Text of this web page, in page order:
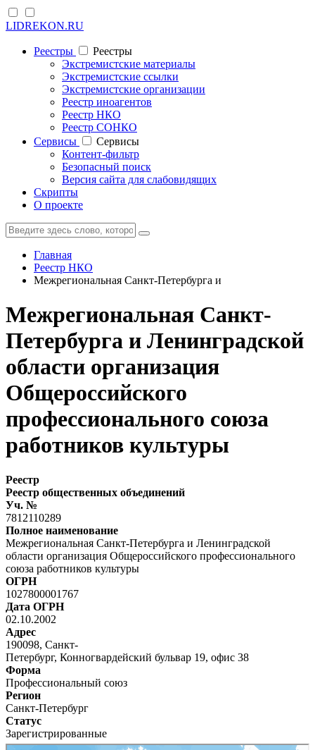
LIDREKON.RU
Реестры
Реестры
Экстремистские материалы
Экстремистские ссылки
Экстремистские организации
Реестр иноагентов
Реестр НКО
Реестр СОНКО
Cервисы
Cервисы
Контент-фильтр
Безопасный поиск
Версия сайта для слабовидящих
Скрипты
О проекте
Главная
Реестр НКО
Межрегиональная Санкт-Петербурга и
Межрегиональная Санкт-
Петербурга и Ленинградской
области организация
Общероссийского
профессионального союза
работников культуры
Реестр
Реестр общественных объединений
Уч. №
7812110289
Полное наименование
Межрегиональная Санкт-Петербурга и Ленинградской
области организация Общероссийского профессионального
союза работников культуры
ОГРН
1027800001767
Дата ОГРН
02.10.2002
Адрес
190098, Санкт-
Петербург, Конногвардейский бульвар 19, офис 38
Форма
Профессиональный союз
Регион
Санкт-Петербург
Статус
Зарегистрированные